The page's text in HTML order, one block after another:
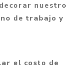
nuestro
de trabajo y
el costo de